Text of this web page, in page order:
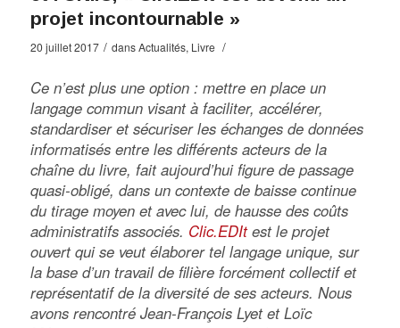
projet incontournable »
20 juillet 2017 / dansActualités, Livre /
Ce n’est plus une option : mettre en place un
langage commun visant à faciliter, accélérer,
standardiser et sécuriser les échanges de données
informatisés entre les différents acteurs de la
chaîne du livre, fait aujourd’hui figure de passage
quasi-obligé, dans un contexte de baisse continue
du tirage moyen et avec lui, de hausse des coûts
administratifs associés. Clic.EDItest le projet
ouvert qui se veut élaborer tel langage unique, sur
la base d’un travail de filière forcément collectif et
représentatif de la diversité de ses acteurs. Nous
avons rencontré Jean-François Lyet et Loïc